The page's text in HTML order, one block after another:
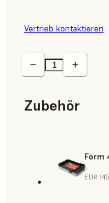
Vertrieb kontaktieren
Zubehör
Form
EUR